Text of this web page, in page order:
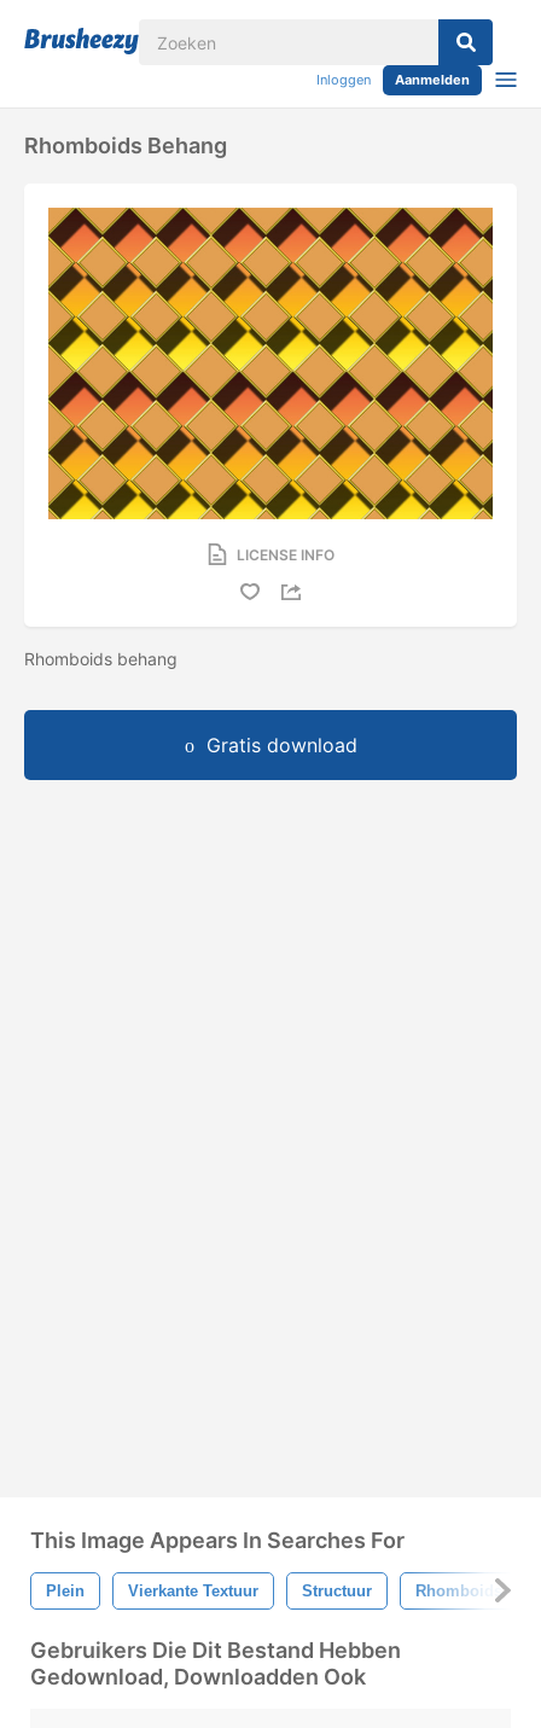
Inloggen Aanmelden
Rhomboids Behang
LICENSE INFO
Rhomboids behang
Gratis download
This Image Appears In Searches For
Plein Vierkante Textuur Structuur Rhomboids
Gebruikers Die Dit Bestand Hebben
Gedownload, Downloadden Ook